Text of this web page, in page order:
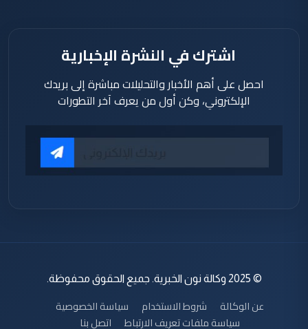
اشترك في النشرة الإخبارية
احصل على أهم الأخبار والتحليلات مباشرة إلى بريدك
الإلكتروني، وكن أول من يعرف آخر التطورات
© 2025 وكالة نون الخبرية. جميع الحقوق محفوظة.
عن الوكالة شروط الاستخدام
سياسة الخصوصية
سياسة ملفات تعريف الارتباط
اتصل بنا